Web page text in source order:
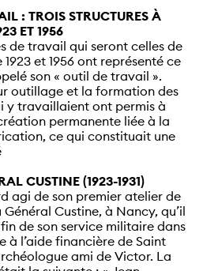
: TROIS STRUCTURES À
ET 1956
de travail qui seront celles de
et 1956 ont représenté ce
son « outil de travail ».
outillage et la formation des
y travaillaient ont permis à
permanente liée à la
ce qui constituait une
CUSTINE (1923-1931)
agi de son premier atelier de
Custine, à Nancy, qu’il
de son service militaire dans
à l’aide financière de Saint
ami de Victor. La